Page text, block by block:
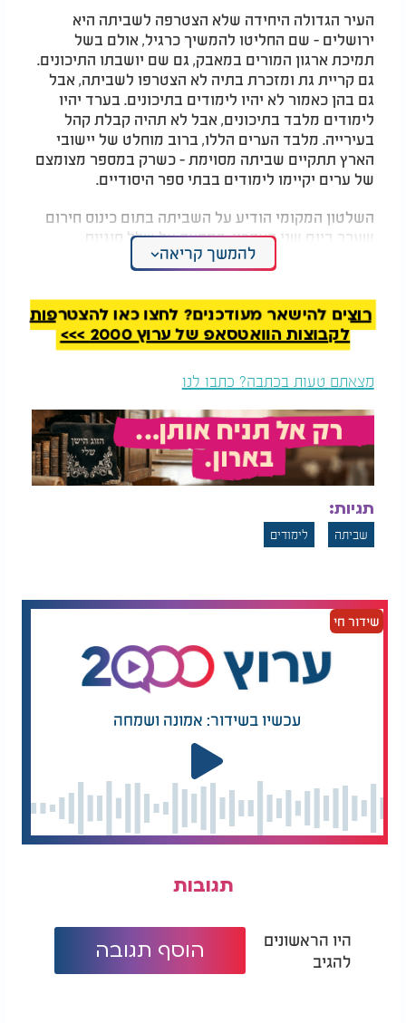
העיר הגדולה היחידה שלא הצטרפה לשביתה היא
ירושלים - שם החליטו להמשיך כרגיל, אולם בשל
תמיכת ארגון המורים במאבק, גם שם יושבתו התיכונים.
גם קריית גת ומזכרת בתיה לא הצטרפו לשביתה, אבל
גם בהן כאמור לא יהיו לימודים בתיכונים. בערד יהיו
לימודים מלבד בתיכונים, אבל לא תהיה קבלת קהל
בעירייה. מלבד הערים הללו, ברוב מוחלט של יישובי
הארץ תתקיים שביתה מסוימת - כשרק במספר מצומצם
של ערים יקיימו לימודים בבתי ספר היסודיים.
השלטון המקומי הודיע על השביתה בתום כינוס חירום
שערך ביום שני האחרון, במחאה על שלל סוגיות
הנוגעות לתקציב וכוונה לדבריו לפגוע בסמכויות
הרשויות ובתקציביהן.
להמשך קריאה
רוצים להישאר מעודכנים? לחצו כאן להצטרפות
לקבוצות הוואטסאפ של ערוץ 2000 >>>
מצאתם טעות בכתבה? כתבו לנו
תגיות:
שביתה לימודים
שידור חי
עכשיו בשידור: אמונה ושמחה
תגובות
היו הראשונים
להגיב
הוסף תגובה